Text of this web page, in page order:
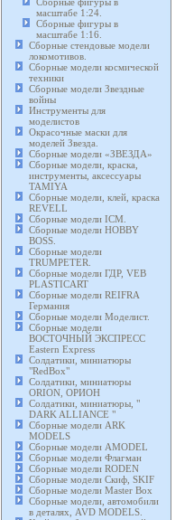
масштабе 1:24.
Сборные фигуры в
масштабе 1:16.
Сборные стендовые модели
локомотивов.
Сборные модели космической
техники
Сборные модели Звездные
войны
Инструменты для
моделистов
Окрасочные маски для
моделей Звезда.
Сборные модели «ЗВЕЗДА»
Сборные модели, краска,
инструменты, аксессуары
TAMIYA
Сборные модели, клей, краска
REVELL
Сборные модели ICM.
Сборные модели HOBBY
BOSS.
Сборные модели
TRUMPETER.
Сборные модели ГДР, VEB
PLASTICART
Сборные модели REIFRA
Германия
Сборные модели Моделист.
Сборные модели
ВОСТОЧНЫЙ ЭКСПРЕСС
Eastern Express
Солдатики, миниатюры
"RedBox"
Солдатики, миниатюры
ORION, ОРИОН
Солдатики, миниатюры, "
DARK ALLIANCE "
Сборные модели ARK
MODELS
Сборные модели AMODEL
Сборные модели Флагман
Сборные модели RODEN
Сборные модели Скиф, SKIF
Сборные модели Master Box
Сборные модели, автомобили
в деталях, AVD MODELS.